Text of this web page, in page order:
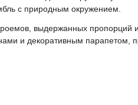
с природным окружением.
выдержанных пропорций
и декоративным парапетом,